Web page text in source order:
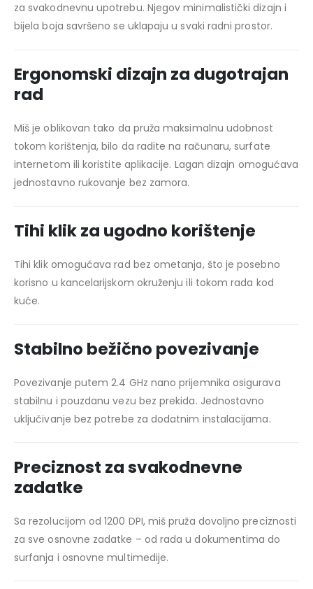
za svakodnevnu upotrebu. Njegov minimalistički dizajn i
bijela boja savršeno se uklapaju u svaki radni prostor.
Ergonomski dizajn za dugotrajan
rad
Miš je oblikovan tako da pruža maksimalnu udobnost
tokom korištenja, bilo da radite na računaru, surfate
internetom ili koristite aplikacije. Lagan dizajn omogućava
jednostavno rukovanje bez zamora.
Tihi klik za ugodno korištenje
Tihi klik omogućava rad bez ometanja, što je posebno
korisno u kancelarijskom okruženju ili tokom rada kod
kuće.
Stabilno bežično povezivanje
Povezivanje putem 2.4 GHz nano prijemnika osigurava
stabilnu i pouzdanu vezu bez prekida. Jednostavno
uključivanje bez potrebe za dodatnim instalacijama.
Preciznost za svakodnevne
zadatke
Sa rezolucijom od 1200 DPI, miš pruža dovoljno preciznosti
za sve osnovne zadatke – od rada u dokumentima do
surfanja i osnovne multimedije.